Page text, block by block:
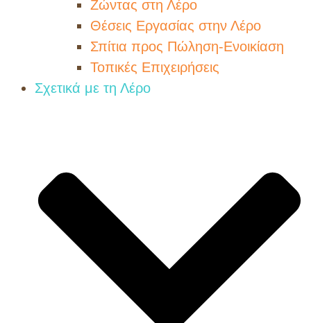
Ζώντας στη Λέρο
Θέσεις Εργασίας στην Λέρο
Σπίτια προς Πώληση-Ενοικίαση
Τοπικές Επιχειρήσεις
Σχετικά με τη Λέρο